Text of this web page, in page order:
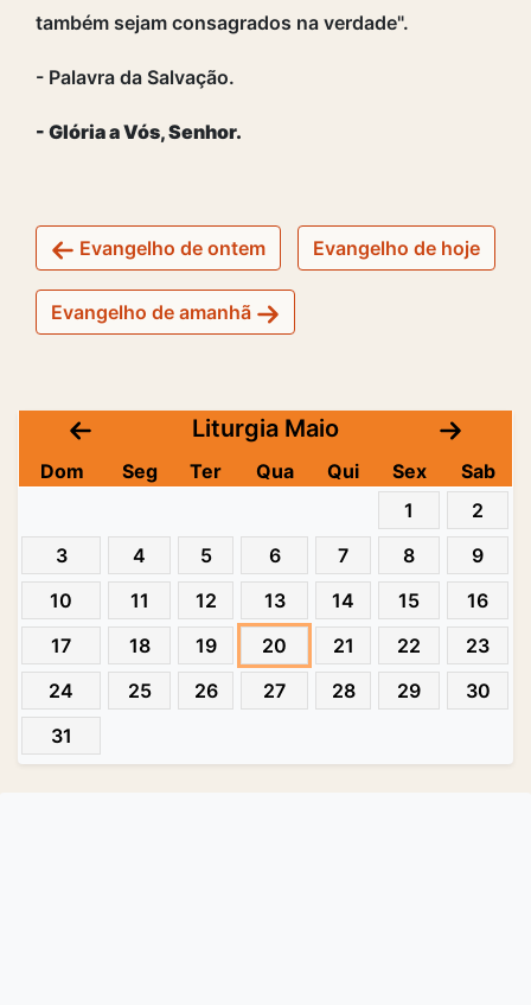
também sejam consagrados na verdade".
- Palavra da Salvação.
- Glória a Vós, Senhor.
Evangelho de ontem Evangelho de hoje
Evangelho de amanhã
Liturgia Maio
Dom Seg Ter Qua Qui Sex
Sab
1
2
3
4 5 6 7 8
9
10
11 12 13 14 15
16
17
18 19 20 21 22
23
24
25 26 27 28 29
30
31